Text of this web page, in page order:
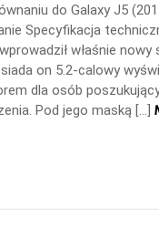
do Galaxy J5
Specyfikacja
właśnie
on 5.2-calowy
dla osób
Pod jego maską […]